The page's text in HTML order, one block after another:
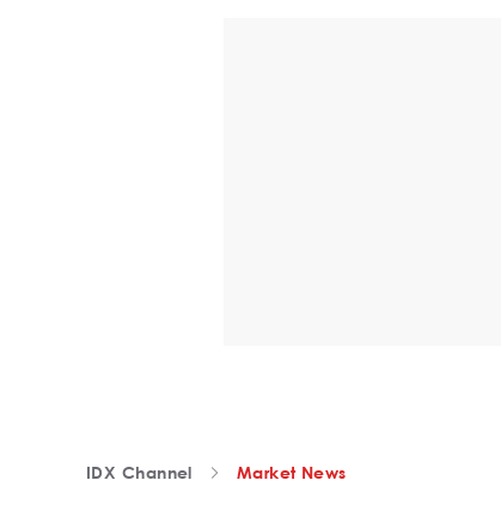
IDX Channel Market News